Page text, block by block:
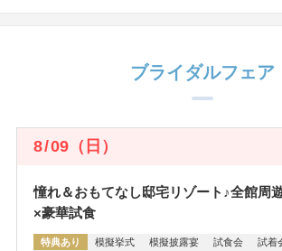
ブライダルフェア
8/09 （日）
憧れ＆おもてなし邸宅リゾート♪全館周
×豪華試食
特典あり 模擬挙式 模擬披露宴 試食会
試着